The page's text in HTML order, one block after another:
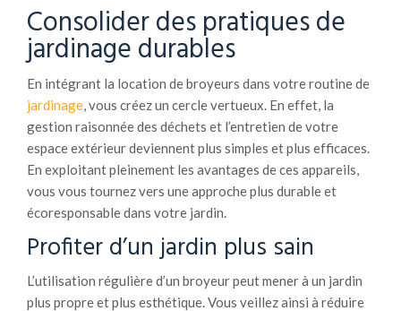
Consolider des pratiques de
jardinage durables
En intégrant la location de broyeurs dans votre routine de
jardinage, vous créez un cercle vertueux. En effet, la
gestion raisonnée des déchets et l’entretien de votre
espace extérieur deviennent plus simples et plus efficaces.
En exploitant pleinement les avantages de ces appareils,
vous vous tournez vers une approche plus durable et
écoresponsable dans votre jardin.
Profiter d’un jardin plus sain
L’utilisation régulière d’un broyeur peut mener à un jardin
plus propre et plus esthétique. Vous veillez ainsi à réduire